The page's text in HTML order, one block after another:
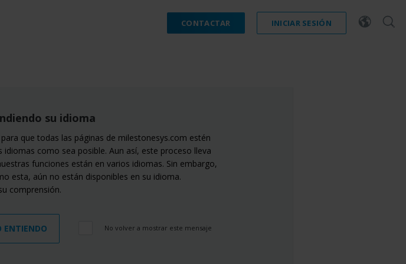
CONTACTAR INICIAR SESIÓN
su idioma
que todas las páginas de milestonesys.com estén
idiomas como sea posible. Aun así, este proceso lleva
funciones están en varios idiomas. Sin embargo,
esta, aún no están disponibles en su idioma.
comprensión.
ENTIENDO No volver a mostrar este mensaje